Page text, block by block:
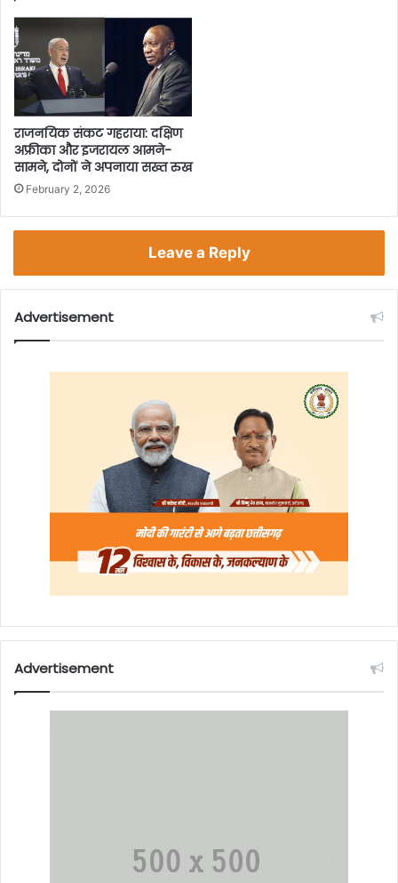
राजनयिक संकट गहराया: दक्षिण
अफ्रीका और इजरायल आमने-
सामने, दोनों ने अपनाया सख्त रुख
February 2, 2026
Leave a Reply
Advertisement
Advertisement